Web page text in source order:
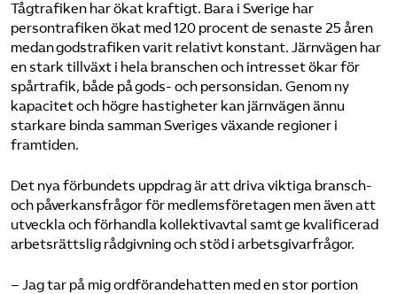
Tågtrafiken har ökat kraftigt. Bara i Sverige har
persontrafiken ökat med 120 procent de senaste 25 åren
medan godstrafiken varit relativt konstant. Järnvägen har
en stark tillväxt i hela branschen och intresset ökar för
spårtrafik, både på gods- och personsidan. Genom ny
kapacitet och högre hastigheter kan järnvägen ännu
starkare binda samman Sveriges växande regioner i
framtiden.
Det nya förbundets uppdrag är att driva viktiga bransch-
och påverkansfrågor för medlemsföretagen men även att
utveckla och förhandla kollektivavtal samt ge kvalificerad
arbetsrättslig rådgivning och stöd i arbetsgivarfrågor.
– Jag tar på mig ordförandehatten med en stor portion